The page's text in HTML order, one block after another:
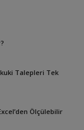
Talepleri Tek
Ölçülebilir